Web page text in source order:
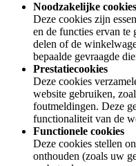
Noodzakelijke cookies
Deze cookies zijn
en de functies ervan te
delen of de
bepaalde gevraagde
Prestatiecookies
Deze cookies
website gebruiken,
foutmeldingen. Deze
functionaliteit van de
Functionele cookies
Deze cookies stellen
onthouden (zoals uw